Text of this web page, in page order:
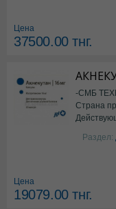
Цена
37500.00тнг.
-СМБ
Страна
Раздел:
Цена
19079.00тнг.